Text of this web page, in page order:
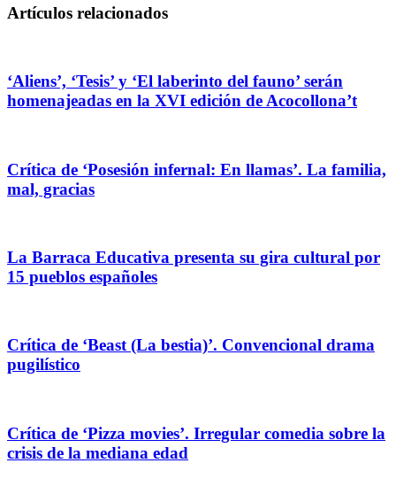
Artículos relacionados
‘Aliens’, ‘Tesis’ y ‘El laberinto del fauno’ serán
homenajeadas en la XVI edición de Acocollona’t
Crítica de ‘Posesión infernal: En llamas’. La familia,
mal, gracias
La Barraca Educativa presenta su gira cultural por
15 pueblos españoles
Crítica de ‘Beast (La bestia)’. Convencional drama
pugilístico
Crítica de ‘Pizza movies’. Irregular comedia sobre la
crisis de la mediana edad